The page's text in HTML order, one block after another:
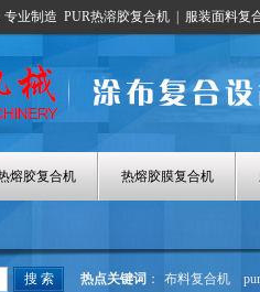
专业制造 PUR热溶胶复合机 服装面料复
熔胶复合机 热熔胶膜复合机
热点关键词 ： 布料复合机